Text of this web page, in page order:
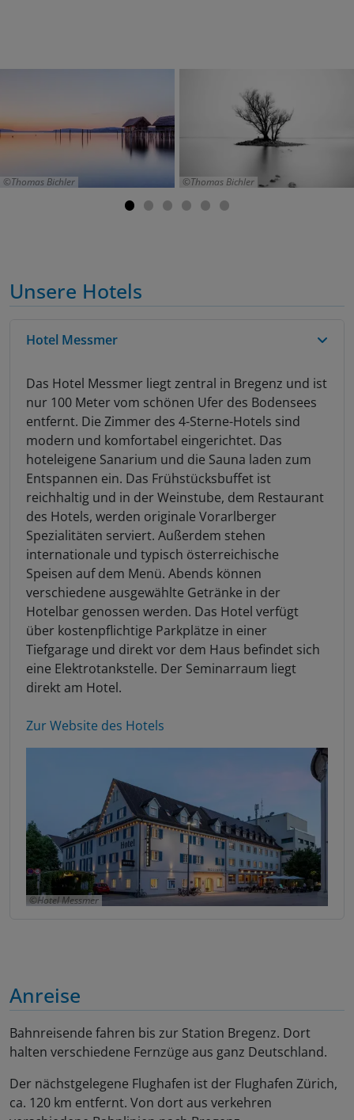
Thomas Bichler Thomas Bichler
Unsere Hotels
Hotel Messmer
Das Hotel Messmer liegt zentral in Bregenz und ist
nur 100 Meter vom schönen Ufer des Bodensees
entfernt. Die Zimmer des 4-Sterne-Hotels sind
modern und komfortabel eingerichtet. Das
hoteleigene Sanarium und die Sauna laden zum
Entspannen ein. Das Frühstücksbuffet ist
reichhaltig und in der Weinstube, dem Restaurant
des Hotels, werden originale Vorarlberger
Spezialitäten serviert. Außerdem stehen
internationale und typisch österreichische
Speisen auf dem Menü. Abends können
verschiedene ausgewählte Getränke in der
Hotelbar genossen werden. Das Hotel verfügt
über kostenpflichtige Parkplätze in einer
Tiefgarage und direkt vor dem Haus befindet sich
eine Elektrotankstelle. Der Seminarraum liegt
direkt am Hotel.
Zur Website des Hotels
Hotel Messmer
Anreise
Bahnreisende fahren bis zur Station Bregenz. Dort
halten verschiedene Fernzüge aus ganz Deutschland.
Der nächstgelegene Flughafen ist der Flughafen Zürich,
ca. 120 km entfernt. Von dort aus verkehren